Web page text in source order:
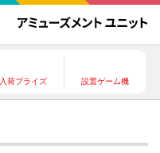
入荷プライズ 設置ゲーム機